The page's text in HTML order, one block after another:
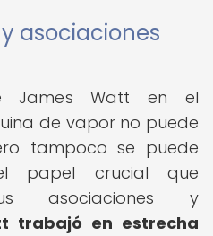
asociaciones
James Watt en el
de vapor no puede
tampoco se puede
papel crucial que
asociaciones y
trabajó en estrecha